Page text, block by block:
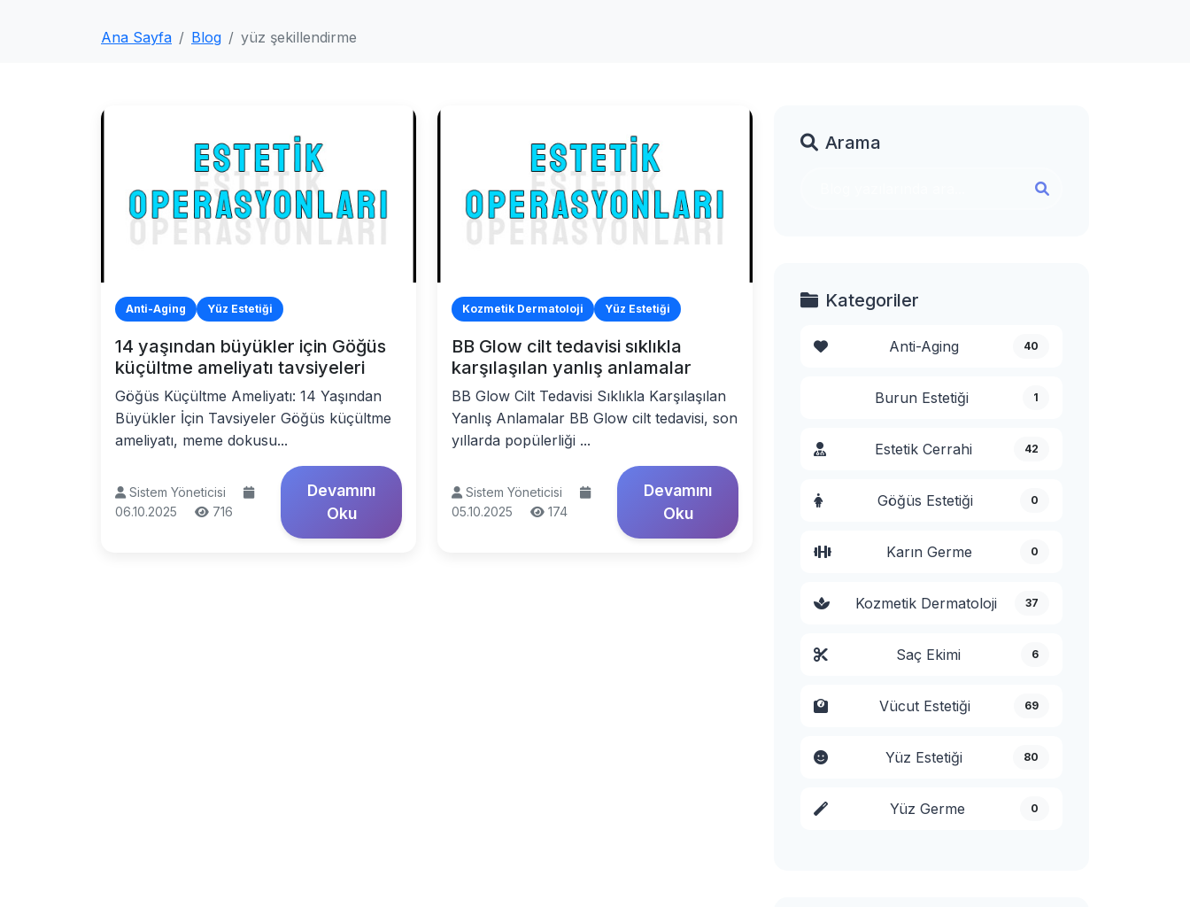
Ana Sayfa Blog yüz şekillendirme
Anti-Aging Yüz Estetiği
14 yaşından büyükler için Göğüs
küçültme ameliyatı tavsiyeleri
Göğüs Küçültme Ameliyatı: 14 Yaşından
Büyükler İçin Tavsiyeler Göğüs küçültme
ameliyatı, meme dokusu...
Sistem Yöneticisi
06.10.2025
716
Devamını
Oku
Kozmetik Dermatoloji Yüz Estetiği
BB Glow cilt tedavisi sıklıkla
karşılaşılan yanlış anlamalar
BB Glow Cilt Tedavisi Sıklıkla Karşılaşılan
Yanlış Anlamalar BB Glow cilt tedavisi, son
yıllarda popülerliği ...
Sistem Yöneticisi
05.10.2025
174
Devamını
Oku
Arama
Kategoriler
Anti-Aging 40
Burun Estetiği 1
Estetik Cerrahi 42
Göğüs Estetiği 0
Karın Germe 0
Kozmetik Dermatoloji 37
Saç Ekimi 6
Vücut Estetiği 69
Yüz Estetiği 80
Yüz Germe 0